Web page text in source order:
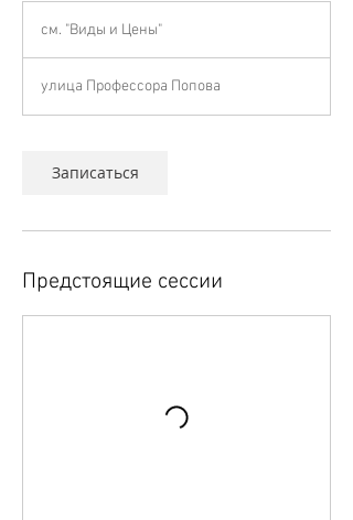
см. "Виды и Цены"
улица Профессора Попова
Записаться
Предстоящие сессии